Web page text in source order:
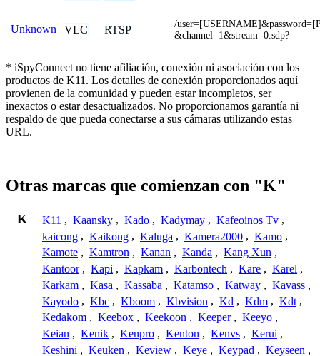
Unknown VLC RTSP
/
&channel=1&stream=0.sdp?
* iSpyConnect no tiene afiliación, conexión ni asociación con los
productos de K11. Los detalles de conexión proporcionados aquí
provienen de la comunidad y pueden estar incompletos, ser
inexactos o estar desactualizados. No proporcionamos garantía ni
respaldo de que pueda conectarse a sus cámaras utilizando estas
URL.
Otras marcas que comienzan con "K"
K K11 , Kaansky , Kado , Kadymay , Kafeoinos Tv ,
kaicong , Kaikong , Kaluga , Kamera2000 , Kamo ,
Kamote , Kamtron , Kanan , Kanda , Kang Xun ,
Kantoor , Kapi , Kapkam , Karbontech , Kare , Karel ,
Karkam , Kasa , Kassaba , Katamso , Katway , Kavass ,
Kayodo , Kbc , Kboom , Kbvision , Kd , Kdm , Kdt ,
Kedakom , Keebox , Keekoon , Keeper , Keeyo ,
Keian , Kenik , Kenpro , Kenton , Kenvs , Kerui ,
Keshini , Keuken , Keview , Keye , Keypad , Keyseen ,